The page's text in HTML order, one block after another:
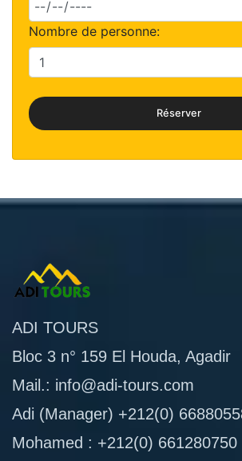
Nombre de personne:
Réserver
ADI TOURS
Bloc 3 n° 159 El Houda, Agadir
Mail.: info@adi-tours.com
Adi (Manager) +212(0)
Mohamed : +212(0) 661280750